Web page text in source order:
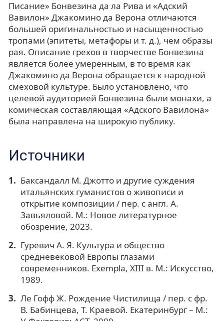
Писание» Бонвезина да ла Рива и «Адский
Вавилон» Джакомино да Верона отличаются
большей оригинальностью и насыщенностью
тропами (эпитеты, метафоры и т. д.), чем образы
рая. Описание грехов в творчестве Бонвезина
является более умеренным, в то время как
Джакомино да Верона обращается к народной
смеховой культуре. Было установлено, что
целевой аудиторией Бонвезина были монахи, а
комическая составляющая «Адского Вавилона»
была направлена на широкую публику.
Источники
Баксандалл М. Джотто и другие суждения
итальянских гуманистов о живописи и
открытие композиции / пер. с англ. А.
Завьяловой. М.: Новое литературное
обозрение, 2023.
Гуревич А. Я. Культура и общество
средневековой Европы глазами
современников. Exempla, XIII в. М.: Искусство,
1989.
Ле Гофф Ж. Рождение Чистилища / пер. с фр.
В. Бабинцева, Т. Краевой. Екатеринбург – М.: